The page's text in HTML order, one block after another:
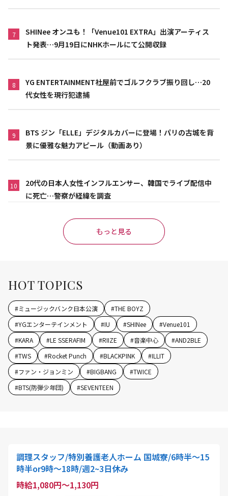
7
SHINee オンユも！「Venue101 EXTRA」出演アーティス
ト発表…9月19日にNHKホールにて公開収録
8
YG ENTERTAINMENT社屋前でゴルフクラブ振り回し…20
代女性を現行犯逮捕
9
BTS ジン「ELLE」デジタルカバーに登場！パリの古城を背
景に優雅な魅力アピール（動画あり）
10
20代の日本人女性インフルエンサー、韓国でライブ配信中
に死亡…警察が経緯を調査
もっと見る
HOT TOPICS
#ミュージックバンク日本公演 #THE BOYZ
#YGエンターテインメント #IU #SHINee #Venue101
#KARA #LE SSERAFIM #RIIZE #音楽中心 #AND2BLE
#TWS #Rocket Punch #BLACKPINK #ILLIT
#ファン・ジョンミン #BIGBANG #TWICE
#BTS(防弾少年団) #SEVENTEEN
調理スタッフ/特別養護老人ホーム 国城寮/6時半～15
時半or9時～18時/週2~3日休み
時給1,080円～1,130円